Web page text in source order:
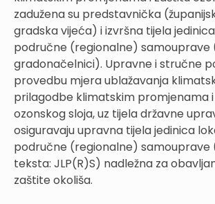
zadužena su predstavnička
gradska vijeća) i izvršna tijela
područne (regionalne) samouprave
gradonačelnici). Upravne i stručne
provedbu mjera ublažavanja
prilagodbe klimatskim promjenama
ozonskog sloja, uz tijela državne
osiguravaju upravna tijela jedinica
područne (regionalne) samouprave
teksta: JLP(R)S) nadležna za
zaštite okoliša.